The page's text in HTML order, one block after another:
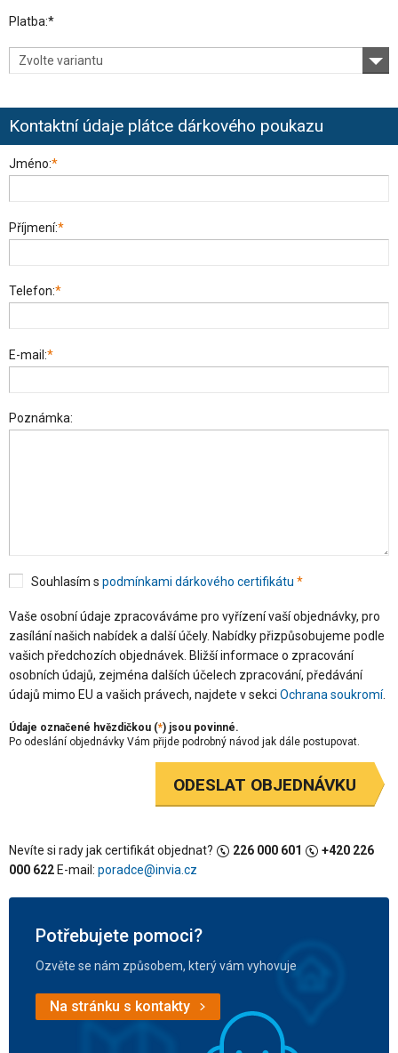
Platba:*
Zvolte variantu
Kontaktní údaje plátce dárkového poukazu
Jméno:*
Příjmení:*
Telefon:*
E-mail:*
Poznámka:
Souhlasím s podmínkami dárkového certifikátu *
Vaše osobní údaje zpracováváme pro vyřízení vaší objednávky, pro
zasílání našich nabídek a další účely. Nabídky přizpůsobujeme podle
vašich předchozích objednávek. Bližší informace o zpracování
osobních údajů, zejména dalších účelech zpracování, předávání
údajů mimo EU a vašich právech, najdete v sekci Ochrana soukromí.
Údaje označené hvězdičkou (*) jsou povinné.
Po odeslání objednávky Vám přijde podrobný návod jak dále postupovat.
ODESLAT OBJEDNÁVKU
Nevíte si rady jak certifikát objednat? 226 000 601
+420 226
000 622 E-mail: poradce@invia.cz
Potřebujete pomoci?
Ozvěte se nám způsobem, který vám vyhovuje
Na stránku s kontakty